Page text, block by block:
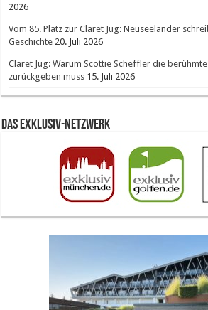
2026
Vom 85. Platz zur Claret Jug: Neuseeländer
Geschichte 20. Juli 2026
Claret Jug: Warum Scottie Scheffler die
zurückgeben muss 15. Juli 2026
Das Exklusiv-Netzwerk